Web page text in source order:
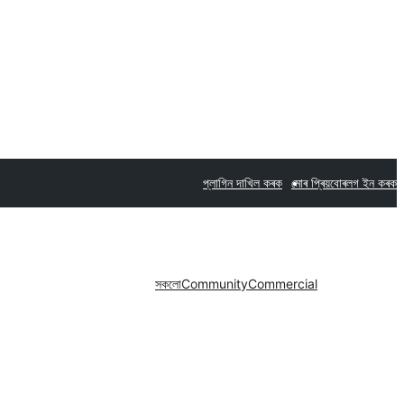
প্লাগিন দাখিল কৰক মোৰ প্ৰিয়বোৰলগ ইন কৰক
সকলোCommunityCommercial